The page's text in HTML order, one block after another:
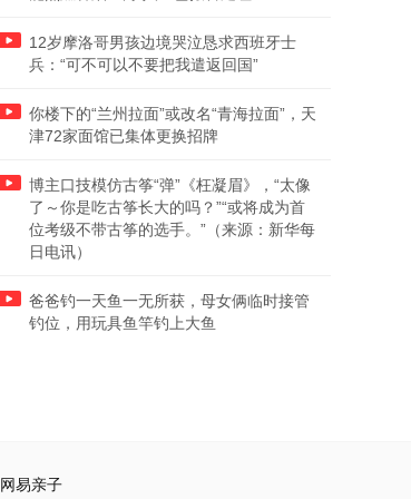
12岁摩洛哥男孩边境哭泣恳求西班牙士
兵：“可不可以不要把我遣返回国”
你楼下的“兰州拉面”或改名“青海拉面”，天
津72家面馆已集体更换招牌
博主口技模仿古筝“弹”《枉凝眉》，“太像
了～你是吃古筝长大的吗？”“或将成为首
位考级不带古筝的选手。”（来源：新华每
日电讯）
爸爸钓一天鱼一无所获，母女俩临时接管
钓位，用玩具鱼竿钓上大鱼
网易亲子